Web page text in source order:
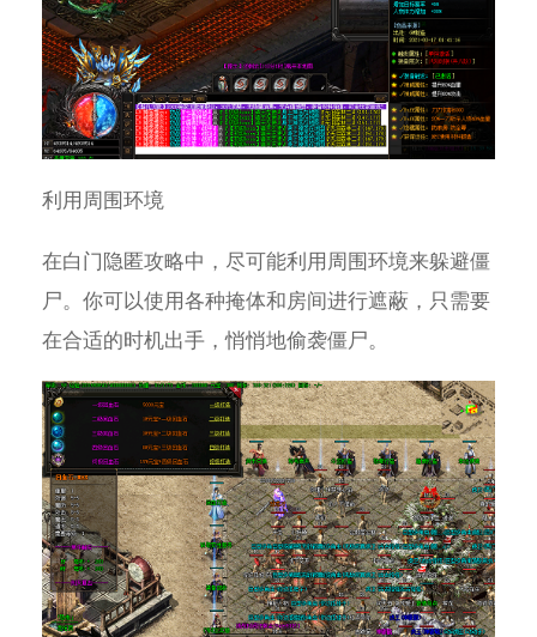
利用周围环境
在白门隐匿攻略中，尽可能利用周围环境来躲避僵
尸。你可以使用各种掩体和房间进行遮蔽，只需要
在合适的时机出手，悄悄地偷袭僵尸。